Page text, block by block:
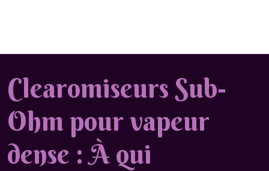
Clearomiseurs Sub-
Ohm pour vapeur
dense : À qui